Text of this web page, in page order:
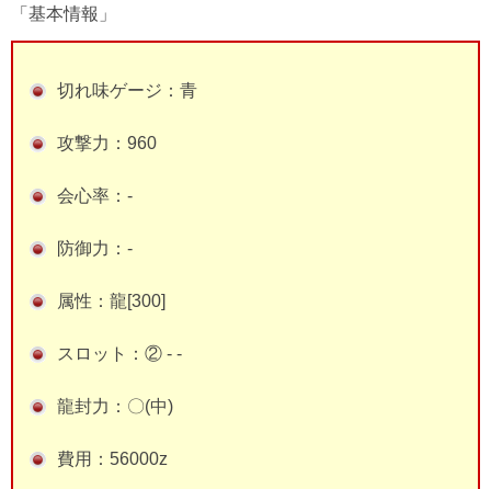
「基本情報」
切れ味ゲージ：青
攻撃力：960
会心率：-
防御力：-
属性：龍[300]
スロット：② - -
龍封力：〇(中)
費用：56000z